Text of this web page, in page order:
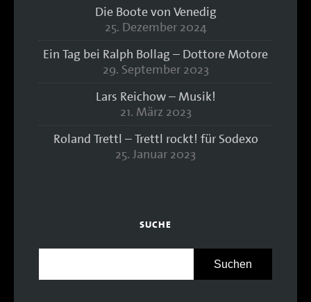
Die Boote von Venedig
25. Dezember 2024
Ein Tag bei Ralph Bollag – Dottore Motore
29. September 2023
Lars Reichow – Musik!
21. März 2023
Roland Trettl – Trettl rockt! für Sodexo
25. Januar 2023
SUCHE